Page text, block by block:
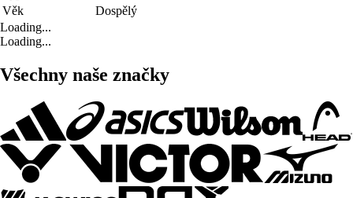
Věk
Dospělý
Loading...
Loading...
Všechny naše značky